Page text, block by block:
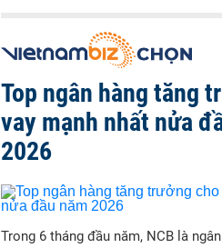
Top ngân hàng tăng
vay mạnh nhất nửa
2026
Trong 6 tháng đầu năm, NCB là